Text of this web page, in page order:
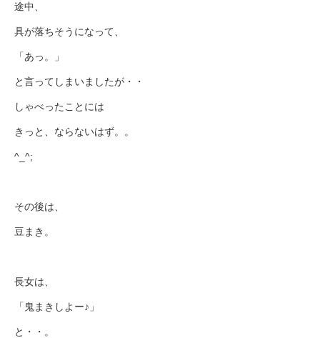
途中、
具が落ちそうになって、
「あっ。」
と言ってしまいましたが・・
しゃべったことには
きっと、ならないはず。。
^_^;
その後は、
豆まき。
長女は、
「鬼まきしよー♪」
と・・。